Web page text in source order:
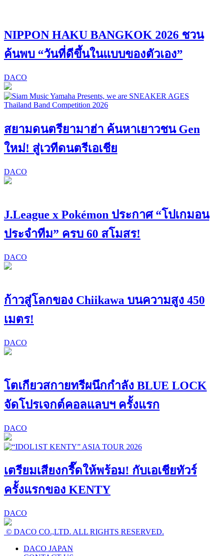
NIPPON HAKU BANGKOK 2026 ชวน
ค้นพบ “วันที่ดีขึ้นในแบบของตัวเอง”
DACO
สยามดนตรียามาฮ่า ค้นหาเยาวชน Gen
ใหม่! สู่เวทีดนตรีเอเชีย
DACO
J.League x Pokémon ประกาศ “โปเกมอน
ประจำทีม” ครบ 60 สโมสร!
DACO
ก้าวสู่โลกของ Chiikawa บนความสูง 450
เมตร!
DACO
โตเกียวสกายทรีผนึกกำลัง BLUE LOCK
จัดโปรเจกต์คอลแลบฯ ครั้งแรก
DACO
เตรียมเสียงกรี๊ดให้พร้อม! กับเอเชียทัวร์
ครั้งแรกของ KENTY
DACO
© DACO CO.,LTD. ALL RIGHTS RESERVED.
DACO JAPAN